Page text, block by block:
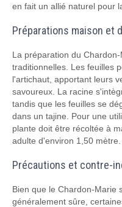
en fait un allié naturel pour
Préparations maison et
La préparation du
traditionnelles. Les feuilles
l'artichaut, apportant leurs
savoureux. La racine
tandis que les feuilles se
dans un tajine. Pour une
plante doit être récoltée à
adulte d'environ 1,50 mètre.
Précautions et contre-
Bien que le Chardon-Marie
généralement sûre,